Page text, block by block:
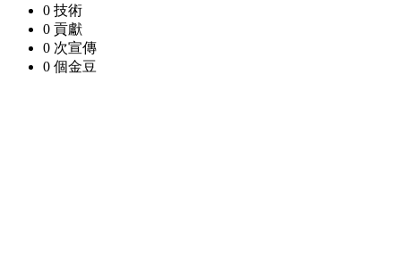
0 技術
0 貢獻
0 次宣傳
0 個金豆